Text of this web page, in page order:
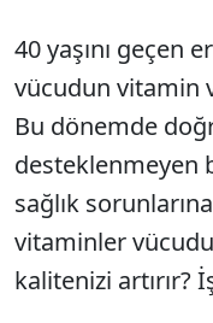
40 yaşını geçen
vücudun vitamin
Bu dönemde
desteklenmeyen
sağlık
vitaminler
kalitenizi artırır?